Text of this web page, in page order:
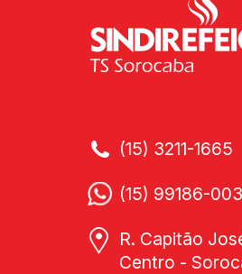
(15) 3211-1665
(15) 99186-
R. Capitão
Centro -